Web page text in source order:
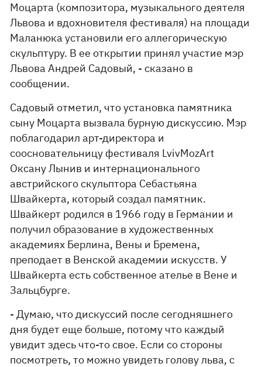
Моцарта (композитора, музыкального деятеля
Львова и вдохновителя фестиваля) на площади
Маланюка установили его аллегорическую
скульптуру. В ее открытии принял участие мэр
Львова Андрей Садовый, - сказано в
сообщении.
Садовый отметил, что установка памятника
сыну Моцарта вызвала бурную дискуссию. Мэр
поблагодарил арт-директора и
соосновательницу фестиваля LvivMozArt
Оксану Лынив и интернационального
австрийского скульптора Себастьяна
Швайкерта, который создал памятник.
Швайкерт родился в 1966 году в Германии и
получил образование в художественных
академиях Берлина, Вены и Бремена,
преподает в Венской академии искусств. У
Швайкерта есть собственное ателье в Вене и
Зальцбурге.
- Думаю, что дискуссий после сегодняшнего
дня будет еще больше, потому что каждый
увидит здесь что-то свое. Если со стороны
посмотреть, то можно увидеть голову льва, с